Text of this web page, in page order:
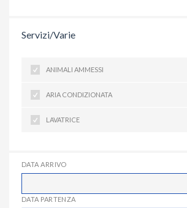
Servizi/Varie
ANIMALI AMMESSI
ARIA CONDIZIONATA
LAVATRICE
DATA ARRIVO
DATA PARTENZA